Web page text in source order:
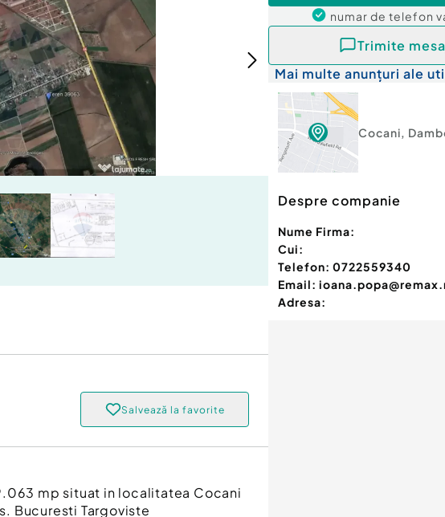
Salvează la favorite
mp situat in localitatea Cocani
Bucuresti Targoviste
numar de telefon
Trimite
Mai multe anunțuri ale
Cocani,
Despre companie
Nume Firma:
Cui:
Telefon: 0722559340
Email:
Adresa: